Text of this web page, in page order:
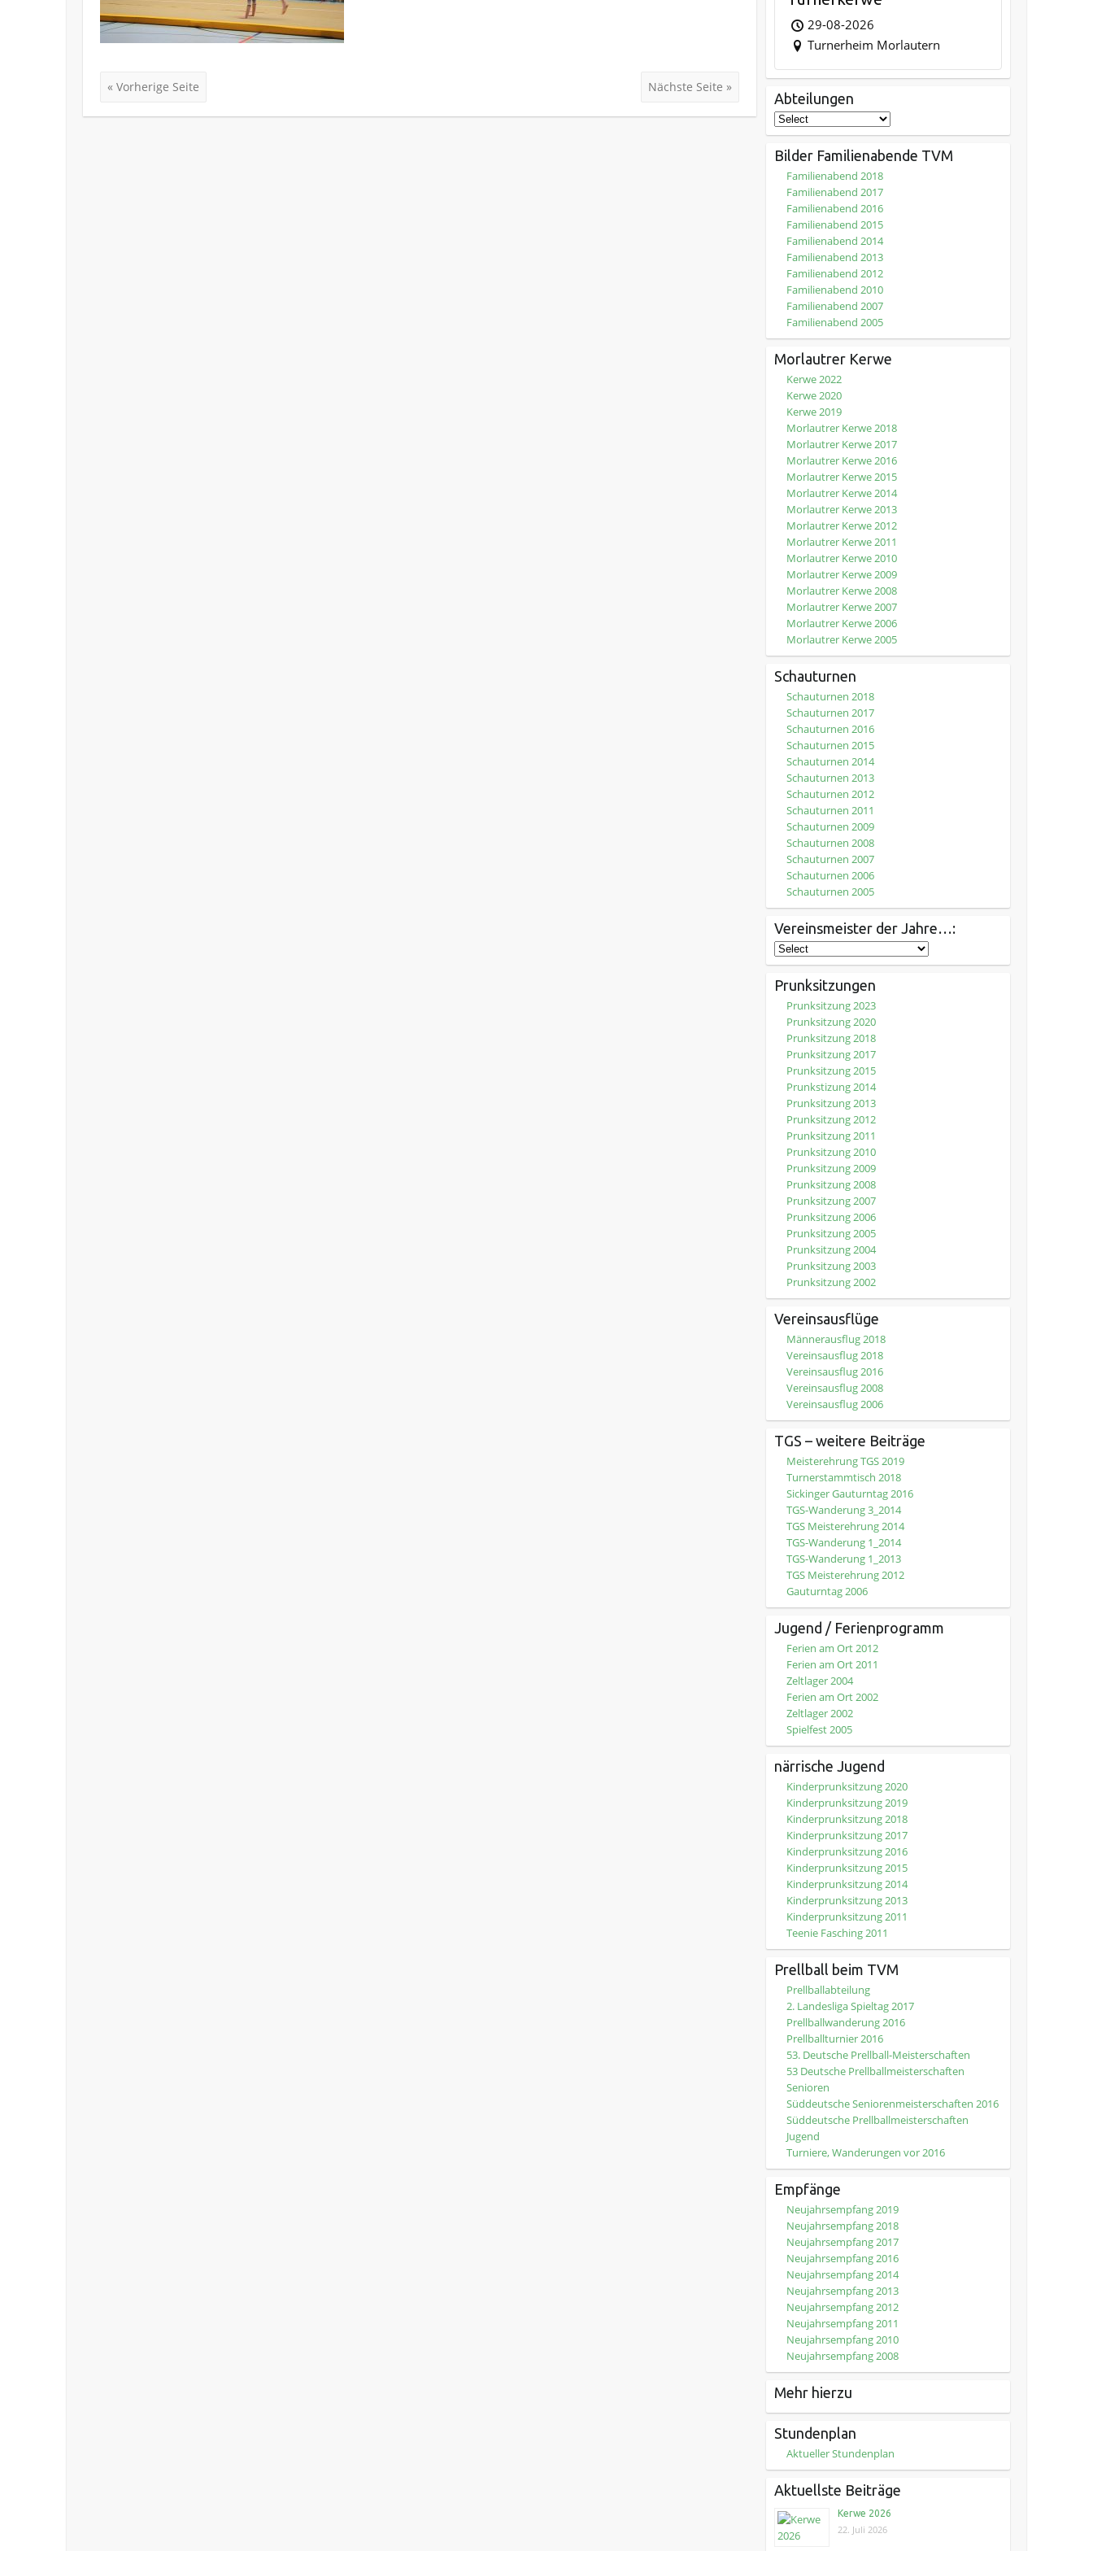
« Vorherige Seite Nächste Seite »
29-08-2026
Turnerheim Morlautern
Abteilungen
Bilder Familienabende TVM
Familienabend 2018
Familienabend 2017
Familienabend 2016
Familienabend 2015
Familienabend 2014
Familienabend 2013
Familienabend 2012
Familienabend 2010
Familienabend 2007
Familienabend 2005
Morlautrer Kerwe
Kerwe 2022
Kerwe 2020
Kerwe 2019
Morlautrer Kerwe 2018
Morlautrer Kerwe 2017
Morlautrer Kerwe 2016
Morlautrer Kerwe 2015
Morlautrer Kerwe 2014
Morlautrer Kerwe 2013
Morlautrer Kerwe 2012
Morlautrer Kerwe 2011
Morlautrer Kerwe 2010
Morlautrer Kerwe 2009
Morlautrer Kerwe 2008
Morlautrer Kerwe 2007
Morlautrer Kerwe 2006
Morlautrer Kerwe 2005
Schauturnen
Schauturnen 2018
Schauturnen 2017
Schauturnen 2016
Schauturnen 2015
Schauturnen 2014
Schauturnen 2013
Schauturnen 2012
Schauturnen 2011
Schauturnen 2009
Schauturnen 2008
Schauturnen 2007
Schauturnen 2006
Schauturnen 2005
Vereinsmeister der Jahre…:
Prunksitzungen
Prunksitzung 2023
Prunksitzung 2020
Prunksitzung 2018
Prunksitzung 2017
Prunksitzung 2015
Prunkstizung 2014
Prunksitzung 2013
Prunksitzung 2012
Prunksitzung 2011
Prunksitzung 2010
Prunksitzung 2009
Prunksitzung 2008
Prunksitzung 2007
Prunksitzung 2006
Prunksitzung 2005
Prunksitzung 2004
Prunksitzung 2003
Prunksitzung 2002
Vereinsausflüge
Männerausflug 2018
Vereinsausflug 2018
Vereinsausflug 2016
Vereinsausflug 2008
Vereinsausflug 2006
TGS – weitere Beiträge
Meisterehrung TGS 2019
Turnerstammtisch 2018
Sickinger Gauturntag 2016
TGS-Wanderung 3_2014
TGS Meisterehrung 2014
TGS-Wanderung 1_2014
TGS-Wanderung 1_2013
TGS Meisterehrung 2012
Gauturntag 2006
Jugend / Ferienprogramm
Ferien am Ort 2012
Ferien am Ort 2011
Zeltlager 2004
Ferien am Ort 2002
Zeltlager 2002
Spielfest 2005
närrische Jugend
Kinderprunksitzung 2020
Kinderprunksitzung 2019
Kinderprunksitzung 2018
Kinderprunksitzung 2017
Kinderprunksitzung 2016
Kinderprunksitzung 2015
Kinderprunksitzung 2014
Kinderprunksitzung 2013
Kinderprunksitzung 2011
Teenie Fasching 2011
Prellball beim TVM
Prellballabteilung
2. Landesliga Spieltag 2017
Prellballwanderung 2016
Prellballturnier 2016
53. Deutsche Prellball-Meisterschaften
53 Deutsche Prellballmeisterschaften
Senioren
Süddeutsche Seniorenmeisterschaften 2016
Süddeutsche Prellballmeisterschaften
Jugend
Turniere, Wanderungen vor 2016
Empfänge
Neujahrsempfang 2019
Neujahrsempfang 2018
Neujahrsempfang 2017
Neujahrsempfang 2016
Neujahrsempfang 2014
Neujahrsempfang 2013
Neujahrsempfang 2012
Neujahrsempfang 2011
Neujahrsempfang 2010
Neujahrsempfang 2008
Mehr hierzu
Stundenplan
Aktueller Stundenplan
Aktuellste Beiträge
Kerwe 2026
22. Juli 2026